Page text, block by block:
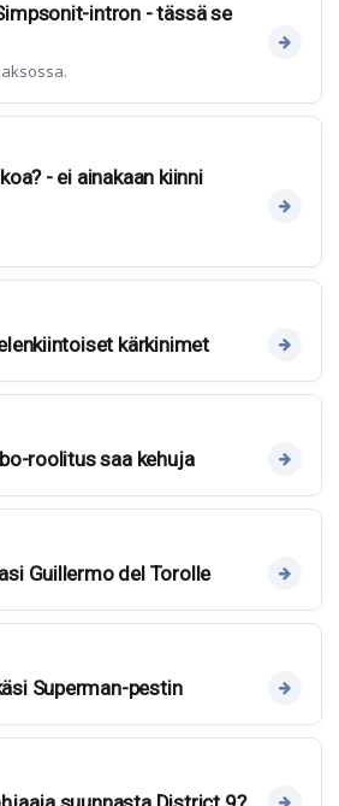
intron - tässä se
- ei ainakaan kiinni
kärkinimet
roolitus saa kehuja
Guillermo del Torolle
Superman-pestin